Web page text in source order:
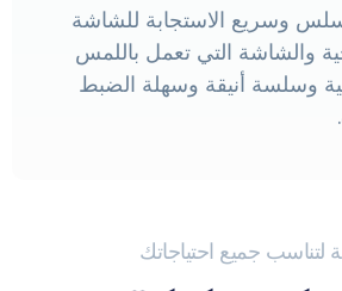
وسريع الاستجابة للشاشة
والشاشة التي تعمل باللمس
وسلسة أنيقة وسهلة الضبط
جميع احتياجاتك